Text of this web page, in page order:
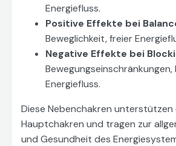
Energiefluss.
Positive Effekte bei
Beweglichkeit, freier
Negative Effekte bei
Energiefluss.
Diese Nebenchakren unterstützen
Hauptchakren und tragen zur
und Gesundheit des